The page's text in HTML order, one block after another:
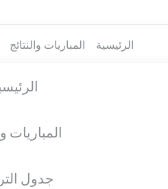
الرئيسية المباريات والنتائج
المباريات
جدول